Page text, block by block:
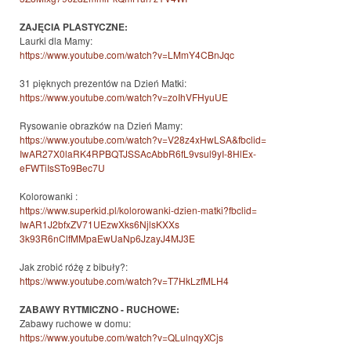
ZAJĘCIA PLASTYCZNE:
Laurki dla Mamy:
https://www.youtube.com/watch?v=LMmY4CBnJqc
31 pięknych prezentów na Dzień Matki:
https://www.youtube.com/watch?v=zoIhVFHyuUE
Rysowanie obrazków na Dzień Mamy:
https://www.youtube.com/watch?v=V28z4xHwLSA&fbclid=
IwAR27X0laRK4RPBQTJSSAcAbbR6fL 9vsul9yI-8HlEx-
eFWTiIsSTo9Bec7U
Kolorowanki :
https://www.superkid.pl/kolorowanki-dzien-matki?fbclid=
IwAR1J2bfxZV71UEzwXks6NjlsKXXs
3k93R6nClfMMpaEwUaNp6JzayJ4MJ3E
Jak zrobić różę z bibuły?:
https://www.youtube.com/watch?v=T7HkLzfMLH4
ZABAWY RYTMICZNO - RUCHOWE:
Zabawy ruchowe w domu:
https://www.youtube.com/watch?v=QLulnqyXCjs